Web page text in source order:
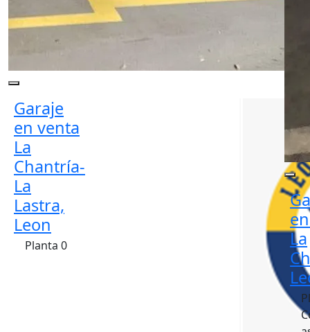
Garaje
en venta
La
Chantría-
La
Lastra,
Leon
Planta 0
La